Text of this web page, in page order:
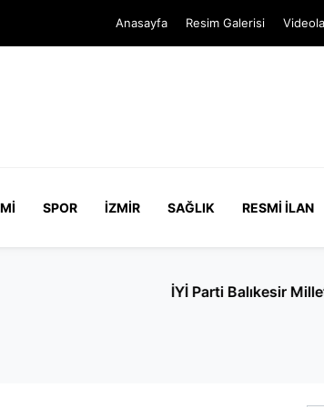
Anasayfa Resim Galerisi
SPOR İZMIR SAĞLIK RESMI İLAN
hakkında soruşturma başlatıldı